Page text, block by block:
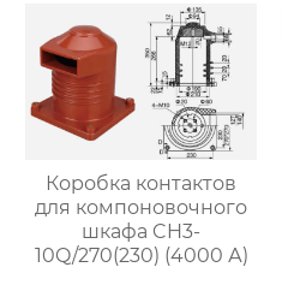
Коробка контактов
для компоновочного
шкафа CH3-
10Q/270(230) (4000 А)